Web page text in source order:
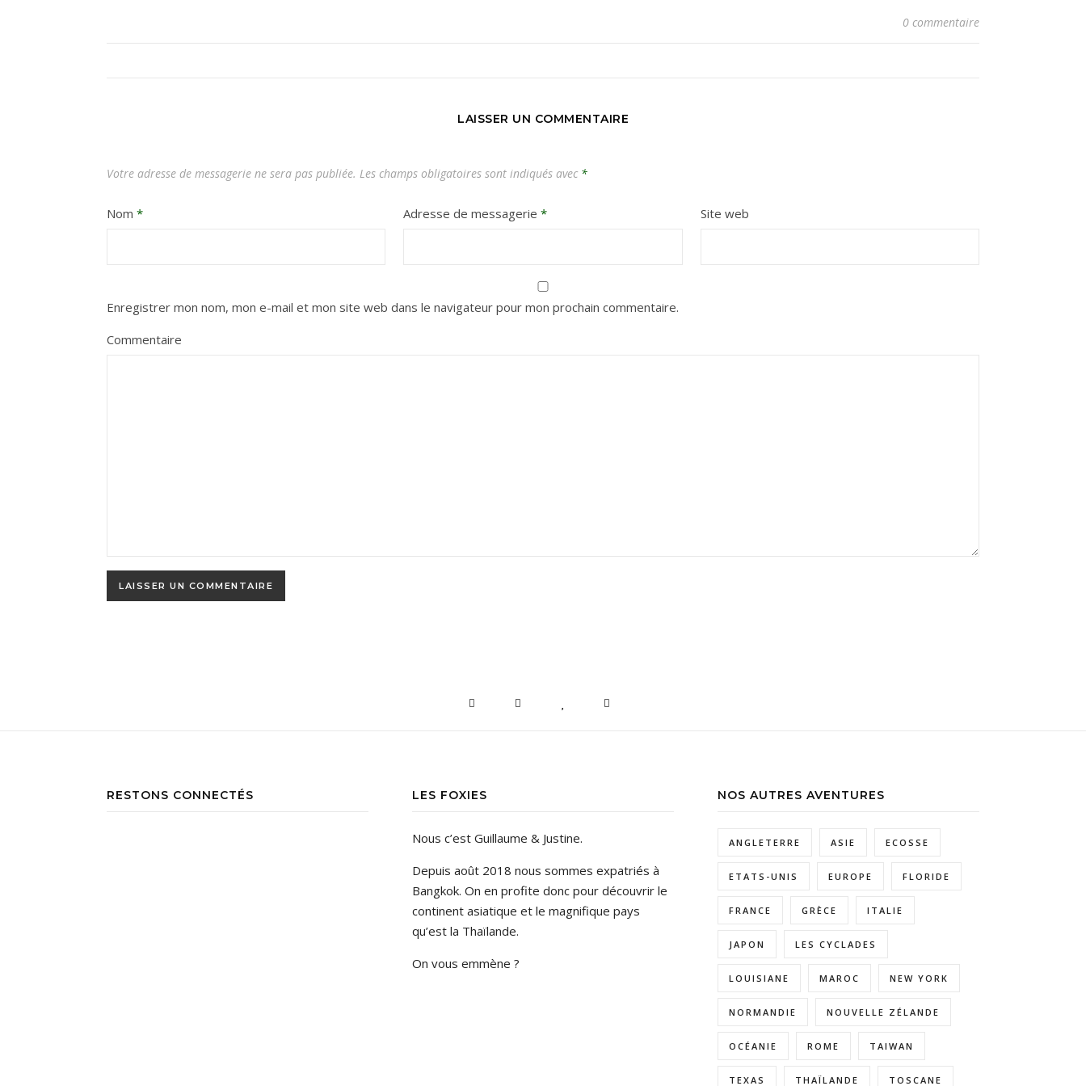
0 commentaire
LAISSER UN COMMENTAIRE
Votre adresse de messagerie ne sera pas publiée. Les champs obligatoires sont indiqués avec *
Nom * Adresse de messagerie* Site web
Enregistrer mon nom, mon e-mail et mon site web dans le navigateur pour mon prochain commentaire.
Commentaire
RESTONS CONNECTÉS LES FOXIES
Nous c’est Guillaume & Justine.
Depuis août 2018 nous sommes expatriés à
Bangkok. On en profite donc pour découvrir le
continent asiatique et le magnifique pays
qu’est la Thaïlande.
On vous emmène ?
NOS AUTRES AVENTURES
ANGLETERRE ASIE ECOSSE
ETATS-UNIS EUROPE FLORIDE
FRANCE GRÈCE ITALIE
JAPON LES CYCLADES
LOUISIANE MAROC NEW YORK
NORMANDIE NOUVELLE ZÉLANDE
OCÉANIE ROME TAIWAN
TEXAS THAÏLANDE TOSCANE